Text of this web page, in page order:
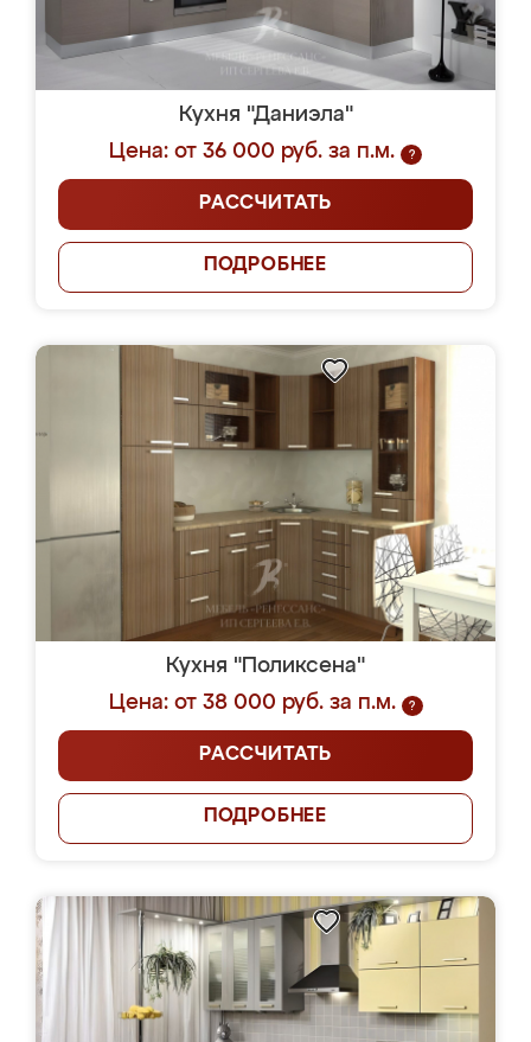
Кухня "Даниэла"
Цена: от 36 000 руб. за п.м.
?
РАССЧИТАТЬ
ПОДРОБНЕЕ
Кухня "Поликсена"
Цена: от 38 000 руб. за п.м.
?
РАССЧИТАТЬ
ПОДРОБНЕЕ